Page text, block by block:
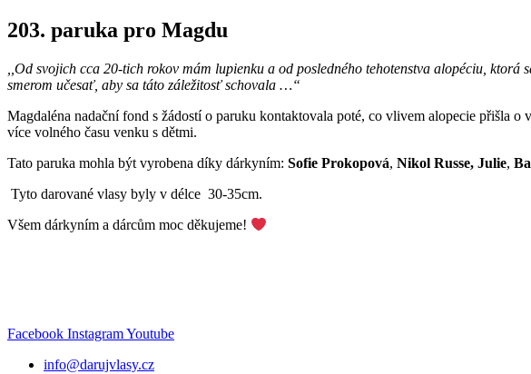
203. paruka pro Magdu
,,Od svojich cca 20-tich rokov mám lupienku a od posledného tehotenstva alopéciu,
smerom učesať, aby sa táto záležitosť schovala …“
Magdaléna nadační fond s žádostí o paruku kontaktovala poté, co vlivem alopecie přišla
více volného času venku s dětmi.
Tato paruka mohla být vyrobena díky dárkyním: Sofie Prokopová, Nikol Russe, Julie,
Tyto darované vlasy byly v délce 30-35cm.
Všem dárkyním a dárcům moc děkujeme!
Facebook InstagramYoutube
info@darujvlasy.cz